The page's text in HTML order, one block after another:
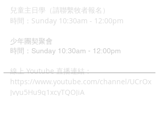
兒童主日學（請聯繫牧者報名）
​時間：Sunday 10:30am - 12:00pm
少年團契聚會
時間：Sunday 10:30am - 12:00pm
​線上 Youtube 直播連結：
https://www.youtube.com/channel/UCrOx
Jvyu5Hu9q1xcyTQOJiA